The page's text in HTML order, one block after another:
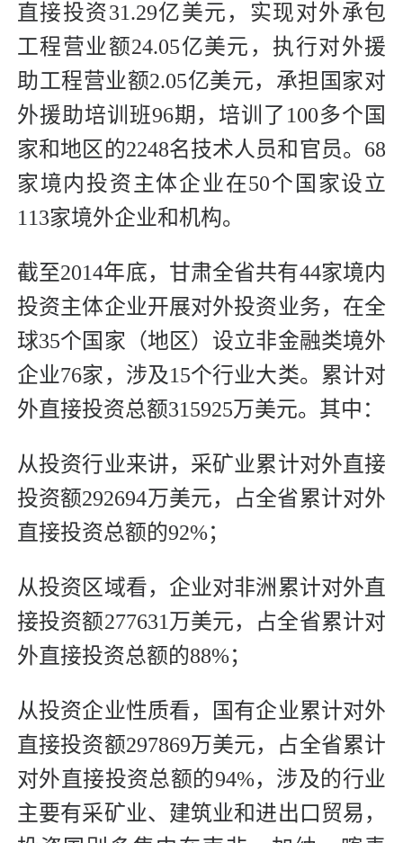
直接投资31.29亿美元，实现对外承包
工程营业额24.05亿美元，执行对外援
助工程营业额2.05亿美元，承担国家对
外援助培训班96期，培训了100多个国
家和地区的2248名技术人员和官员。68
家境内投资主体企业在50个国家设立
113家境外企业和机构。
截至2014年底，甘肃全省共有44家境内
投资主体企业开展对外投资业务，在全
球35个国家（地区）设立非金融类境外
企业76家，涉及15个行业大类。累计对
外直接投资总额315925万美元。其中：
从投资行业来讲，采矿业累计对外直接
投资额292694万美元，占全省累计对外
直接投资总额的92%；
从投资区域看，企业对非洲累计对外直
接投资额277631万美元，占全省累计对
外直接投资总额的88%；
从投资企业性质看，国有企业累计对外
直接投资额297869万美元，占全省累计
对外直接投资总额的94%，涉及的行业
主要有采矿业、建筑业和进出口贸易，